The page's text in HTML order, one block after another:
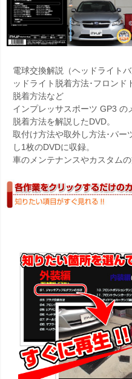
電球交換解説（ヘッドライト
ッドライト脱着方法･フロン
脱着方法など
インプレッサスポーツ GP3 の
脱着方法を解説したDVD。
取付け方法や取外し方法･パー
し1枚のDVDに収録。
車のメンテナンスやカスタム